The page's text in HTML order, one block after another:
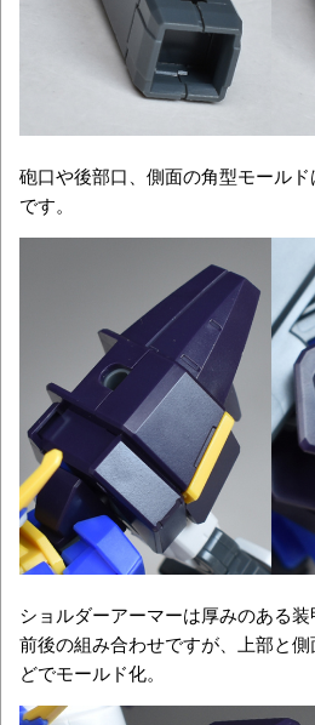
砲口や後部口、側面の角型モール
です。
ショルダーアーマーは厚みのある装
前後の組み合わせですが、上部と
どでモールド化。